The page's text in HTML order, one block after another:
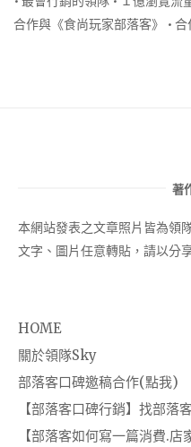
合作與《食尚玩家部落客》 • 合
著
本網站發表之文章照片皆為領
文字、圖片任意轉貼，請以分
HOME
關於領隊Sky
部落客口碑邀稿合作(點我)
【部落客口碑行銷】找部落
【部落客如何寫一篇消費.